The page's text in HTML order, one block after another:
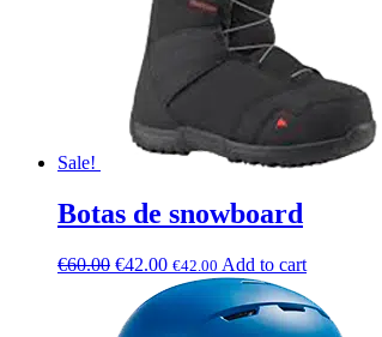
Sale!
Botas de snowboard
€60.00 €42.00 €42.00 Add to cart